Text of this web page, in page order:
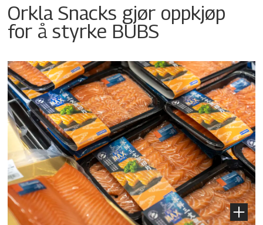
Orkla Snacks gjør oppkjøp
for å styrke BUBS